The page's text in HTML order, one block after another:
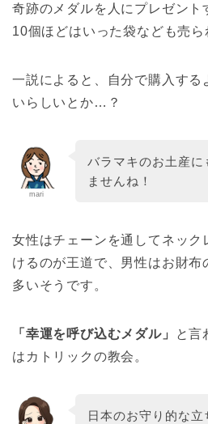
奇跡のメダルを人にプレゼント
10個ほどはいった袋なども売ら
一説によると、自分で購入する
いらしいとか…？
mari
バラマキのお土産
ませんね！
女性はチェーンを通してネック
けるのが王道で、男性はお財布
多いそうです。
「幸運を呼び込むメダル」
と言
はカトリックの教会。
日本のお守り的な立
フランスボ